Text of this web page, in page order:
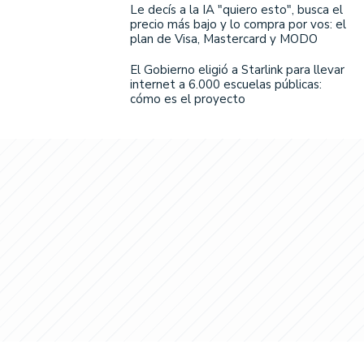
Le decís a la IA "quiero esto", busca el
precio más bajo y lo compra por vos: el
plan de Visa, Mastercard y MODO
El Gobierno eligió a Starlink para llevar
internet a 6.000 escuelas públicas:
cómo es el proyecto